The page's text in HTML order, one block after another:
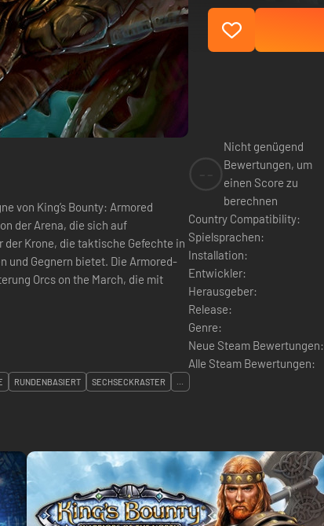
von King’s Bounty: Armored
der Arena, die sich auf
Krone, die taktische Gefechte in
und Gegnern bietet. Die Armored-
Orcs on the March, die mit
Nicht genügend
Bewertungen, um
einen Score zu
berechnen
Country Compatibility:
Spielsprachen:
Installation:
Entwickler:
Herausgeber:
Release:
Genre:
Neue Steam Bewertungen:
Alle Steam Bewertungen:
RUNDENBASIERT SECHSECKRASTER ...